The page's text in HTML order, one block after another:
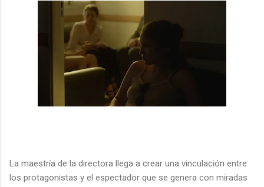
La maestría de la directora llega a crear una vinculación entre
los protagonistas y el espectador que se genera con miradas